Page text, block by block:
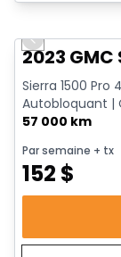
Previous slide
2023 GMC
Sierra 1500
Autobloquant |
57 000 km
Par semaine + tx
152 $